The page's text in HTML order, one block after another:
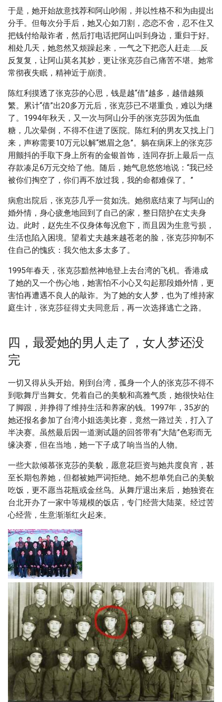
于是，她开始故意找荐和阿山吵闹，并以性格不和为由提出
分手。但每次分手后，她又心如刀割，恋恋不舍，忍不住又
把钱付给敲诈者，然后打电话把阿山叫到身边，重归于好。
相处几天，她忽然又烦躁起来，一气之下把恋人赶走……反
反复复，让阿山莫名其妙，更让张克莎自己痛苦不堪。她常
常彻夜失眠，精神近于崩溃。
陈红利摸透了张克莎的心思，钱是越“借”越多，越借越频
繁。累计“借”出20多万元后，张克莎已不堪重负，难以为继
了。1994年秋天，又一次与阿山分手的张克莎因为低血
糖，几次晕倒，不得不住进了医院。陈红利的男友又找上门
来，声称需要10万元以解“燃眉之急”。躺在病床上的张克莎
用颤抖的手取下身上所有的金银首饰，连同存折上最后一点
存款凑足6万元交给了他。随后，她气息悠悠地说：“我已经
被你们掏空了，你们再不放过我，我的命都难保了。”
病愈出院后，张克莎几乎一贫如洗。她彻底结束了与阿山的
婚外情，身心疲惫地回到了自己的家，整日陪护在丈夫身
边。此时，赵先生不仅身体每况愈下，而且因为生意亏损，
生活也陷入困境。望着丈夫越来越苍老的脸，张克莎抑制不
住自己的愧疚：我欠他太多太多了。
1995年春天，张克莎黯然神地登上去台湾的飞机。香港成
了她的又一个伤心地，她害怕不小心又勾起那段婚外情，更
害怕再遭遇不良人的敲诈。为了她的女人梦，也为了维持家
庭生计，张克莎征得丈夫同意后，再一次选择逃亡之路。
四，最爱她的男人走了，女人梦还没
完
一切又得从头开始。刚到台湾，孤身一个人的张克莎不得不
到歌舞厅当舞女。凭着自己的美貌和高雅气质，她很快站住
了脚跟，并挣得了维持生活和养家的钱。1997年，35岁的
她还报名参加了台湾小姐选美比赛，竟然一路过关，打入了
半决赛。虽然最后因一道测试题的回答带有“大陆”色彩而无
缘决赛，但在当地，她一下子成了响当当的人物。
一些大款倾慕张克莎的美貌，愿意花巨资与她共度良宵，甚
至长期包养她，但都被她严词拒绝。她不想单凭自己的美貌
吃饭，更不愿当花瓶或金丝鸟。从舞厅退出来后，她独资在
台北开办了一家中等规模的饭店，专门经营大陆菜。经过苦
心经营，生意渐渐红火起来。